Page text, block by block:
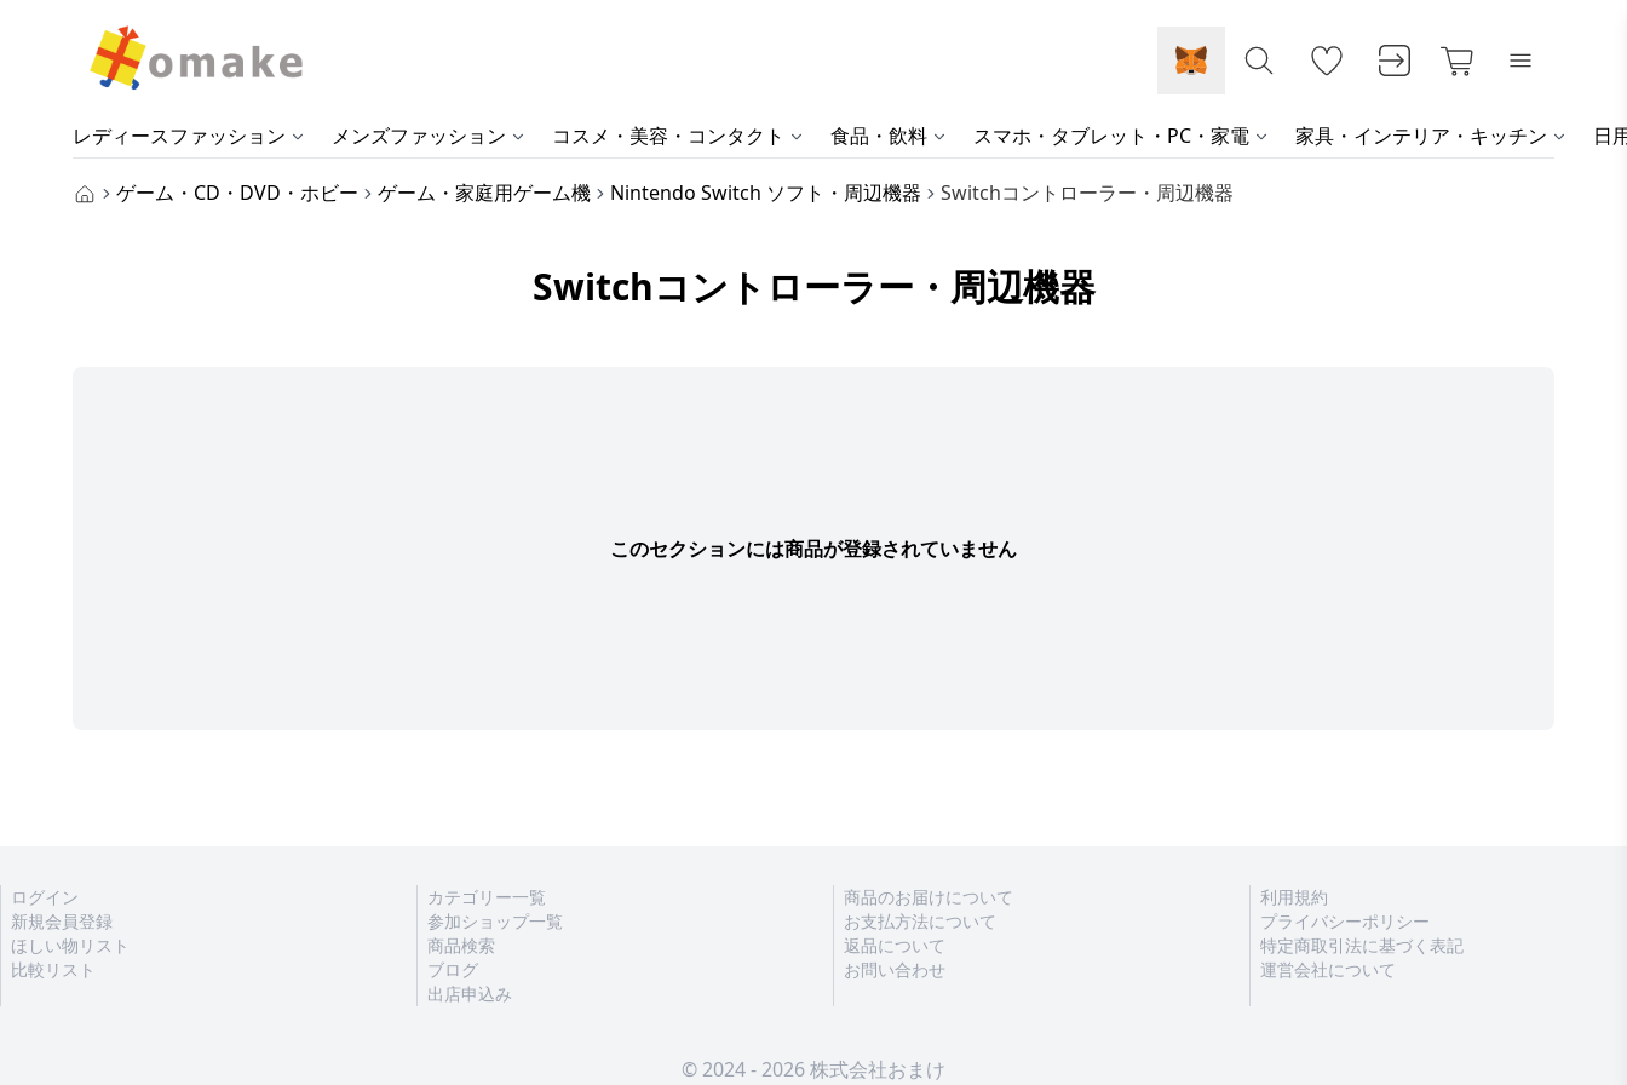
レディースファッション メンズファッション コスメ・美容・コンタクト 食品・飲料 スマホ・タブレット・PC・家電 家具・インテリア・キッチン 日
ゲーム・CD・DVD・ホビー ゲーム・家庭用ゲーム機 Nintendo Switch ソフト・周辺機器 Switchコントローラー・周辺機器
Switchコントローラー・周辺機器
このセクションには商品が登録されていません
ログイン
新規会員登録
ほしい物リスト
比較リスト
カテゴリー一覧
参加ショップ一覧
商品検索
ブログ
出店申込み
商品のお届けについて
お支払方法について
返品について
お問い合わせ
利用規約
プライバシーポリシー
特定商取引法に基づく表記
運営会社について
© 2024 - 2026 株式会社おまけ